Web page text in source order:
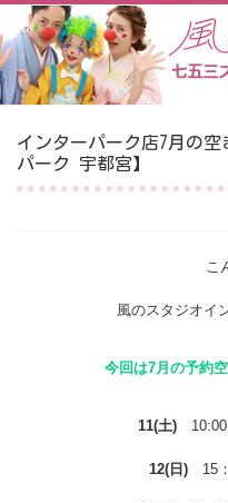
七五三
インターパーク店7月の
パーク 宇都宮】
こ
風のスタジオイ
今回は7月の予約
11(土)10:00
12(日)